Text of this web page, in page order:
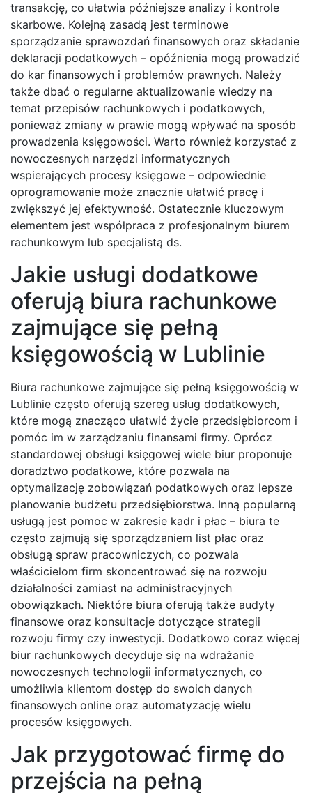
transakcję, co ułatwia późniejsze analizy i kontrole
skarbowe. Kolejną zasadą jest terminowe
sporządzanie sprawozdań finansowych oraz składanie
deklaracji podatkowych – opóźnienia mogą prowadzić
do kar finansowych i problemów prawnych. Należy
także dbać o regularne aktualizowanie wiedzy na
temat przepisów rachunkowych i podatkowych,
ponieważ zmiany w prawie mogą wpływać na sposób
prowadzenia księgowości. Warto również korzystać z
nowoczesnych narzędzi informatycznych
wspierających procesy księgowe – odpowiednie
oprogramowanie może znacznie ułatwić pracę i
zwiększyć jej efektywność. Ostatecznie kluczowym
elementem jest współpraca z profesjonalnym biurem
rachunkowym lub specjalistą ds.
Jakie usługi dodatkowe
oferują biura rachunkowe
zajmujące się pełną
księgowością w Lublinie
Biura rachunkowe zajmujące się pełną księgowością w
Lublinie często oferują szereg usług dodatkowych,
które mogą znacząco ułatwić życie przedsiębiorcom i
pomóc im w zarządzaniu finansami firmy. Oprócz
standardowej obsługi księgowej wiele biur proponuje
doradztwo podatkowe, które pozwala na
optymalizację zobowiązań podatkowych oraz lepsze
planowanie budżetu przedsiębiorstwa. Inną popularną
usługą jest pomoc w zakresie kadr i płac – biura te
często zajmują się sporządzaniem list płac oraz
obsługą spraw pracowniczych, co pozwala
właścicielom firm skoncentrować się na rozwoju
działalności zamiast na administracyjnych
obowiązkach. Niektóre biura oferują także audyty
finansowe oraz konsultacje dotyczące strategii
rozwoju firmy czy inwestycji. Dodatkowo coraz więcej
biur rachunkowych decyduje się na wdrażanie
nowoczesnych technologii informatycznych, co
umożliwia klientom dostęp do swoich danych
finansowych online oraz automatyzację wielu
procesów księgowych.
Jak przygotować firmę do
przejścia na pełną